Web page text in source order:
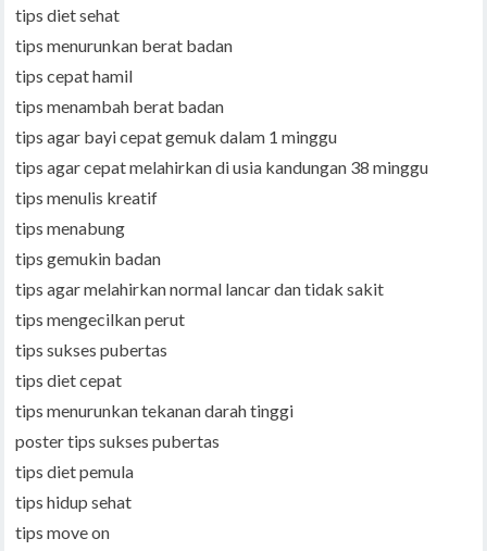
tips diet sehat
tips menurunkan berat badan
tips cepat hamil
tips menambah berat badan
tips agar bayi cepat gemuk dalam 1 minggu
tips agar cepat melahirkan di usia kandungan 38 minggu
tips menulis kreatif
tips menabung
tips gemukin badan
tips agar melahirkan normal lancar dan tidak sakit
tips mengecilkan perut
tips sukses pubertas
tips diet cepat
tips menurunkan tekanan darah tinggi
poster tips sukses pubertas
tips diet pemula
tips hidup sehat
tips move on